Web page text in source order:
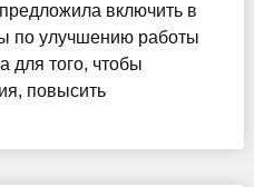
включить в
по улучшению работы
для того, чтобы
повысить